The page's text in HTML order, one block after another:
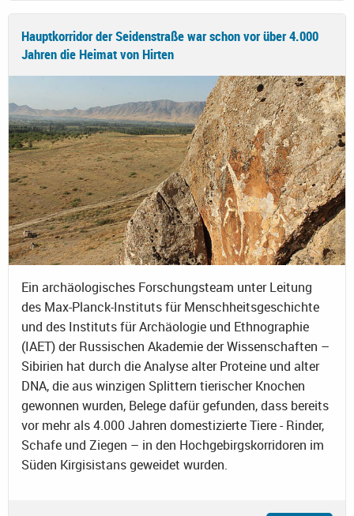
Hauptkorridor der Seidenstraße war schon vor über 4.000
Jahren die Heimat von Hirten
Ein archäologisches Forschungsteam unter Leitung
des Max-Planck-Instituts für Menschheitsgeschichte
und des Instituts für Archäologie und Ethnographie
(IAET) der Russischen Akademie der Wissenschaften –
Sibirien hat durch die Analyse alter Proteine und alter
DNA, die aus winzigen Splittern tierischer Knochen
gewonnen wurden, Belege dafür gefunden, dass bereits
vor mehr als 4.000 Jahren domestizierte Tiere - Rinder,
Schafe und Ziegen – in den Hochgebirgskorridoren im
Süden Kirgisistans geweidet wurden.